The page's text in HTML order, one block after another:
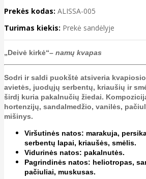
Prekės kodas: ALISSA-005
Turimas kiekis: Prekė sandėlyje
„Deivė kirkė“– namų kvapas
Sodri ir saldi puokštė atsiveria
avietės, juodųjų serbentų, kriaušių ir
širdį kuria pakalnučių žiedai.
hortenzijų, sandalmedžio, vanilės,
mišinys.
Viršutinės natos: marakuja,
serbentų lapai, kriaušės, smėlis.
Vidurinės natos: pakalnutės.
Pagrindinės natos: heliotropas,
pačiuliai, muskusas.